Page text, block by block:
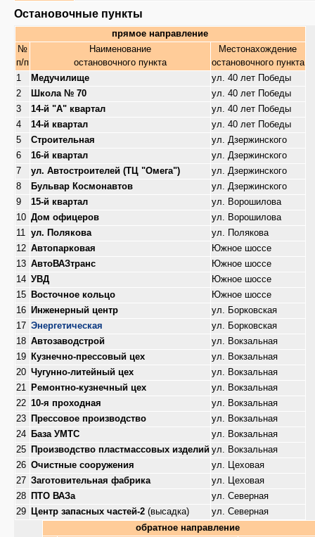
Остановочные пункты
прямое направление
№
п/п
Наименование
остановочного пункта
Местонахождение
остановочного пункта
1
Медучилище
ул. 40 лет Победы
2
Школа № 70
ул. 40 лет Победы
3
14-й "А" квартал
ул. 40 лет Победы
4
14-й квартал
ул. 40 лет Победы
5
Строительная
ул. Дзержинского
6
16-й квартал
ул. Дзержинского
7
ул. Автостроителей (ТЦ "Омега")
ул. Дзержинского
8
Бульвар Космонавтов
ул. Дзержинского
9
15-й квартал
ул. Ворошилова
10 Дом офицеров
ул. Ворошилова
11
ул. Полякова
ул. Полякова
12 Автопарковая
Южное шоссе
13 АвтоВАЗтранс
Южное шоссе
14 УВД
Южное шоссе
15
Восточное кольцо
Южное шоссе
16
Инженерный центр
ул. Борковская
17 Энергетическая
ул. Борковская
18 Автозаводстрой
ул. Вокзальная
19
Кузнечно-прессовый цех
ул. Вокзальная
20 Чугунно-литейный цех
ул. Вокзальная
21
Ремонтно-кузнечный цех
ул. Вокзальная
22 10-я проходная
ул. Вокзальная
23
Прессовое производство
ул. Вокзальная
24
База УМТС
ул. Вокзальная
25
Производство пластмассовых изделий ул. Вокзальная
26 Очистные сооружения
ул. Цеховая
27 Заготовительная фабрика
ул. Цеховая
28
ПТО ВАЗа
ул. Северная
29
Центр запасных частей-2 (высадка)
ул. Северная
обратное направление